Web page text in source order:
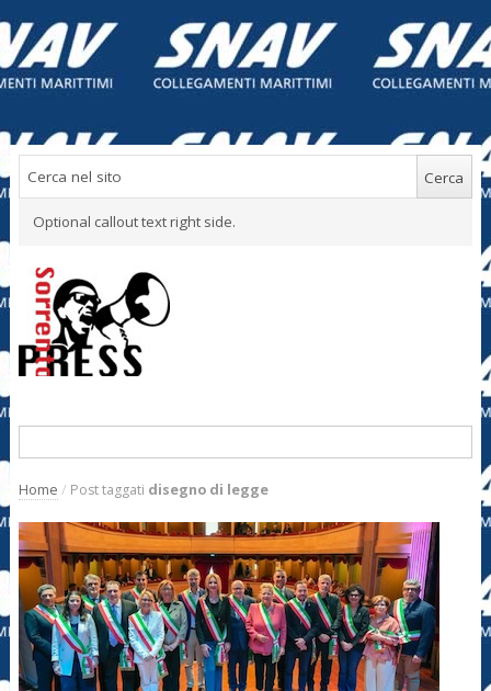
Optional callout text right side.
Home / Post taggati disegno di legge